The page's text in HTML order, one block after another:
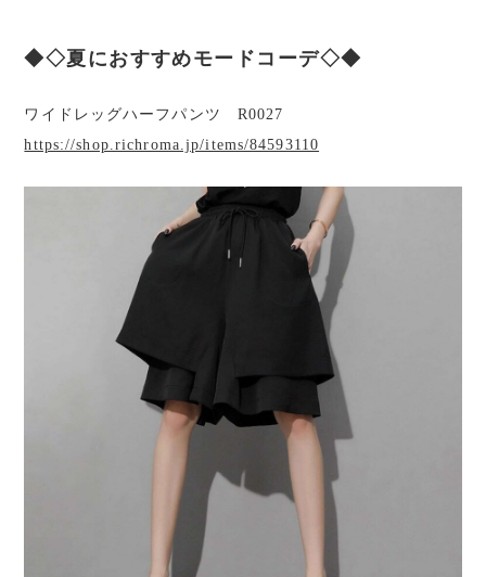
◆◇夏におすすめモードコーデ◇◆
ワイドレッグハーフパンツ R0027
https://shop.richroma.jp/items/84593110